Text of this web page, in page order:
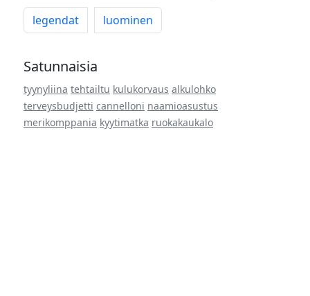
legendat luominen
Satunnaisia
tyynyliina tehtailtu kulukorvaus alkulohko
terveysbudjetti cannelloni naamioasustus
merikomppania kyytimatka ruokakaukalo